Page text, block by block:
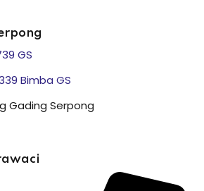
GS
Bimba GS
Gading Serpong